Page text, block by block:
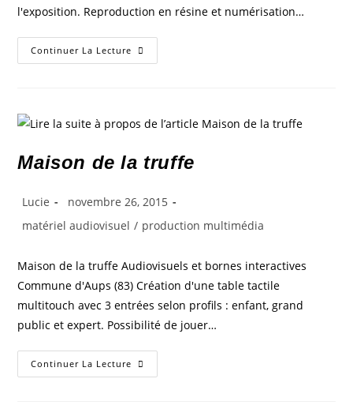
l'exposition. Reproduction en résine et numérisation…
Continuer La Lecture
Maison de la truffe
Lucie
novembre 26, 2015
matériel audiovisuel / production multimédia
Maison de la truffe Audiovisuels et bornes interactives
Commune d'Aups (83) Création d'une table tactile
multitouch avec 3 entrées selon profils : enfant, grand
public et expert. Possibilité de jouer…
Continuer La Lecture